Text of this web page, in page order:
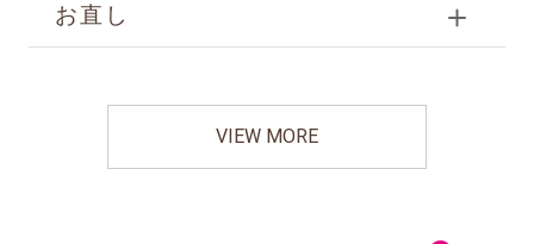
お直し
VIEW MORE